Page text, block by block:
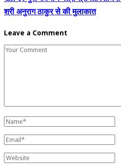
श्री अनुराग ठाकुर से की मुलाकात
Leave a Comment